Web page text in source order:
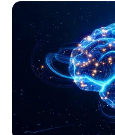
ความรัก เหมือนข้าวห
ทางรู้ว่าข้างในเป็นอะ
หลายที่กลัว ความรัก ก
ไม่ยอมทดลองดูว่ารส
ขนาดไหน